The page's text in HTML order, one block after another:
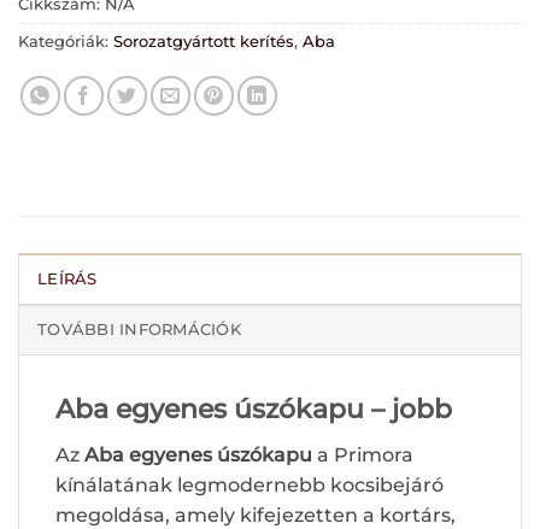
Cikkszám: N/A
Kategóriák: Sorozatgyártott kerítés, Aba
LEÍRÁS
TOVÁBBI INFORMÁCIÓK
Aba egyenes úszókapu – jobb
Az Aba egyenes úszókapu a Primora
kínálatának legmodernebb kocsibejáró
megoldása, amely kifejezetten a kortárs,